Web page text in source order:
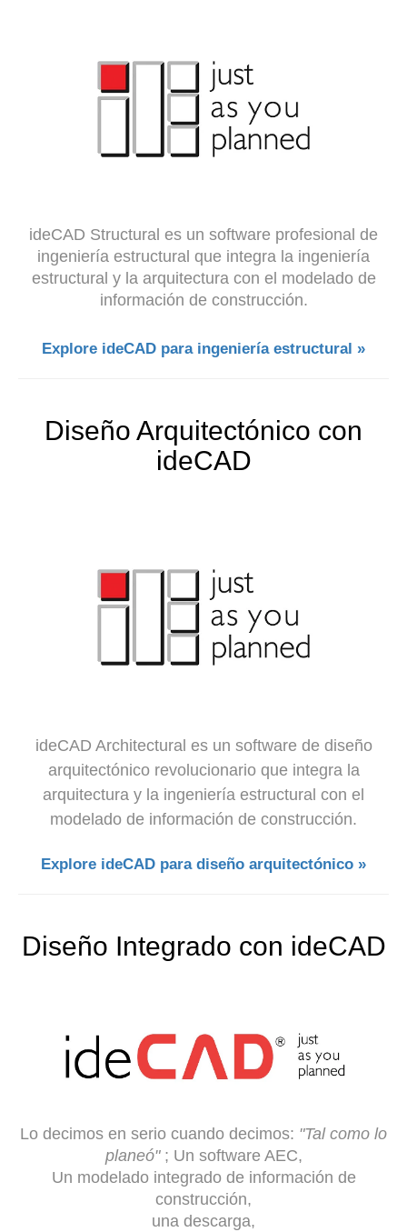
ideCAD Structural es un software profesional de
ingeniería estructural que integra la ingeniería
estructural y la arquitectura con el modelado de
información de construcción.
Explore ideCAD para ingeniería estructural »
Diseño Arquitectónico con
ideCAD
ideCAD Architectural es un software de diseño
arquitectónico revolucionario que integra la
arquitectura y la ingeniería estructural con el
modelado de información de construcción.
Explore ideCAD para diseño arquitectónico »
Diseño Integrado con ideCAD
Lo decimos en serio cuando decimos: "Tal como lo
planeó"; Un software AEC,
Un modelado integrado de información de
construcción,
una descarga,